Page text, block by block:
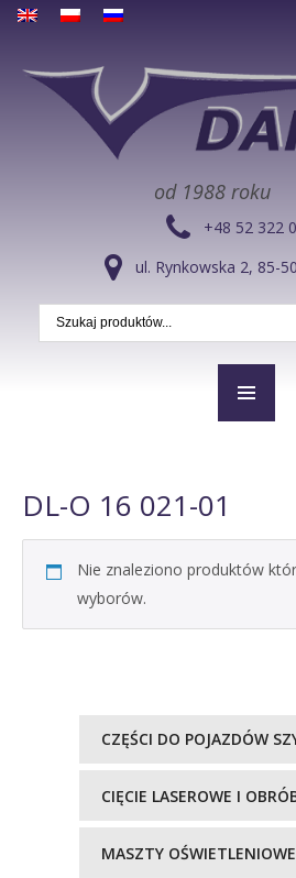
od 1988 roku
+48 52 322
ul. Rynkowska 2, 85-
DL-O 16 021-01
Nie znaleziono produktów
wyborów.
CZĘŚCI DO POJAZDÓW
CIĘCIE LASEROWE I
MASZTY OŚWIETLENIOWE